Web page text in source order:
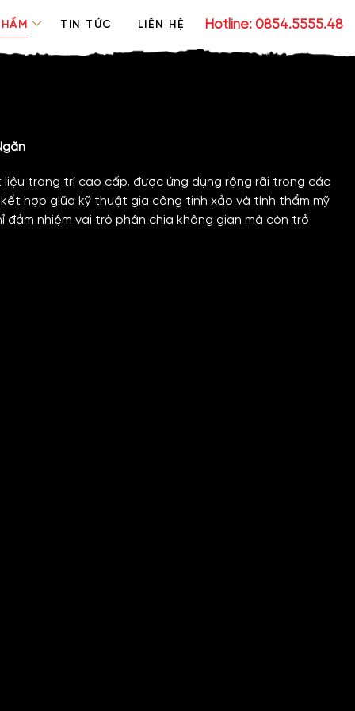
TIN TỨC LIÊN HỆ Hotline: 0854.5555.48
liệu trang trí cao cấp, được ứng dụng rộng rãi trong các
hợp giữa kỹ thuật gia công tinh xảo và tính thẩm mỹ
nhiệm vai trò phân chia không gian mà còn trở